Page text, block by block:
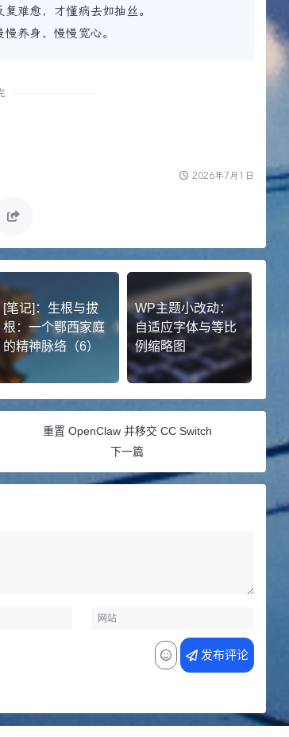
难愈，才懂病去如抽丝。
养身、慢慢宽心。
2026年7月1日
[笔记]：生根与拔
根：一个鄂西家庭
的精神脉络（6）
WP主题小改动：
自适应字体与等比
例缩略图
重置 OpenClaw 并移交 CC Switch
下一篇
发布评论